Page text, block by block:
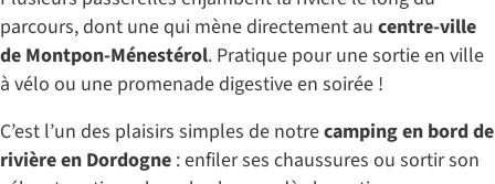
parcours, dont une qui mène directement au centre-ville
de Montpon-Ménestérol. Pratique pour une sortie en ville
à vélo ou une promenade digestive en soirée !
C’est l’un des plaisirs simples de notrecamping en bord de
rivière en Dordogne : enfiler ses chaussures ou sortir son